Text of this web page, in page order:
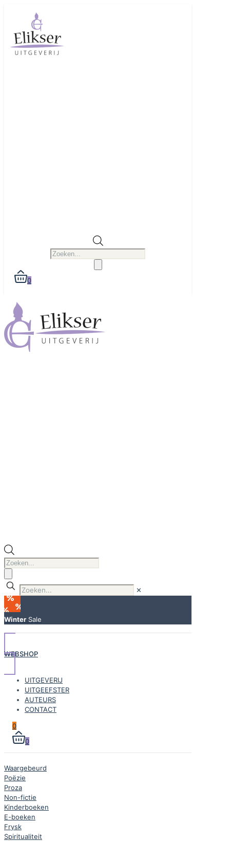
Producten
0
Producten
zoeken
✕
Winter Sale
WEBSHOP
UITGEVERIJ
UITGEEFSTER
AUTEURS
CONTACT
0
0
Waargebeurd
Poëzie
Proza
Non-fictie
Kinderboeken
E-boeken
Frysk
Spiritualiteit